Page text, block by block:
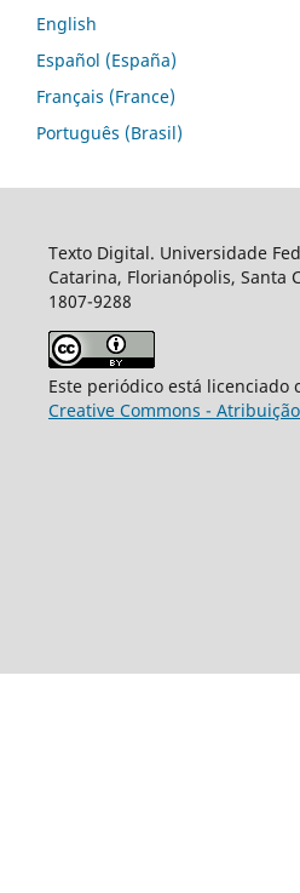
English
Español (España)
Français (France)
Português (Brasil)
Texto Digital. Universidade
Catarina, Florianópolis, Santa
1807-9288
Este periódico está licenciado
Creative Commons -